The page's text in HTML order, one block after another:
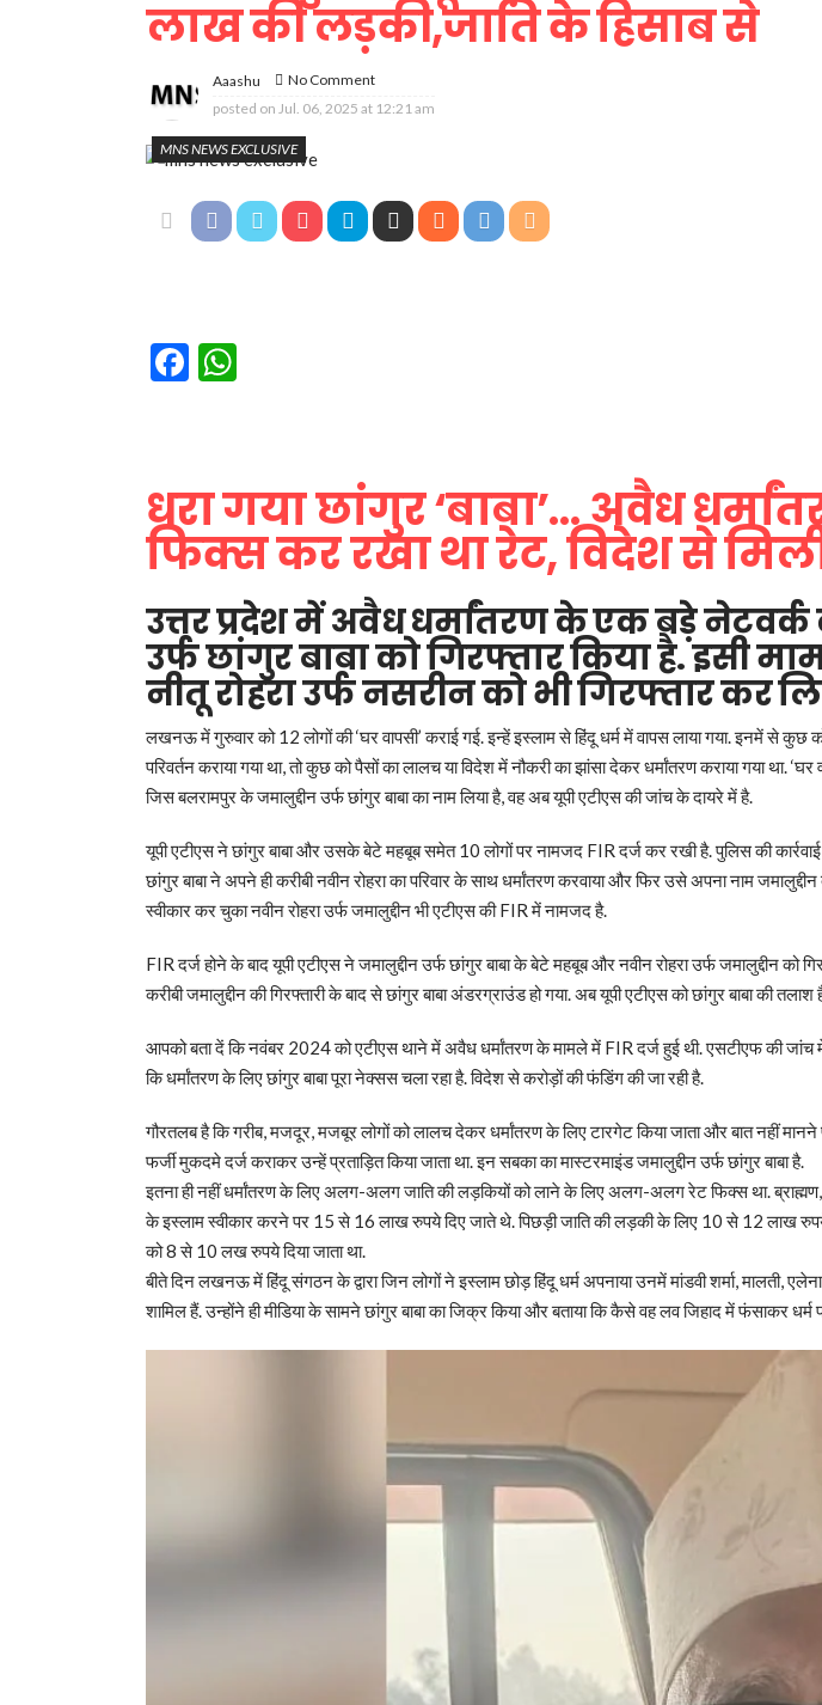
लाख की लड़की,जाति के हिसाब से
Aaashu
No Comment
posted on Jul. 06, 2025 at 12:21 am
MNS NEWS EXCLUSIVE
Facebook
धरा गया छांगुर ‘बाबा’… अवैध
फिक्स कर रखा था रेट, विदेश से
उत्तर प्रदेश में अवैध धर्मांतरण के एक बड़े
उर्फ छांगुर बाबा को गिरफ्तार किया है.
नीतू रोहरा उर्फ नसरीन को भी गिरफ्तार कर
लखनऊ में गुरुवार को 12 लोगों की ‘घर वापसी’ कराई गई. इन्हें इस्लाम से हिंदू धर्म में वापस लाया गया. इनमें से कुछ
परिवर्तन कराया गया था, तो कुछ को पैसों का लालच या विदेश में नौकरी का झांसा देकर धर्मांतरण कराया गया था.
जिस बलरामपुर के जमालुद्दीन उर्फ छांगुर बाबा का नाम लिया है, वह अब यूपी एटीएस की जांच के दायरे में है.
यूपी एटीएस ने छांगुर बाबा और उसके बेटे महबूब समेत 10 लोगों पर नामजद FIR दर्ज कर रखी है. पुलिस की
छांगुर बाबा ने अपने ही करीबी नवीन रोहरा का परिवार के साथ धर्मांतरण करवाया और फिर उसे अपना नाम जमालुद्दीन
स्वीकार कर चुका नवीन रोहरा उर्फ जमालुद्दीन भी एटीएस की FIR में नामजद है.
FIR दर्ज होने के बाद यूपी एटीएस ने जमालुद्दीन उर्फ छांगुर बाबा के बेटे महबूब और नवीन रोहरा उर्फ जमालुद्दीन को
करीबी जमालुद्दीन की गिरफ्तारी के बाद से छांगुर बाबा अंडरग्राउंड हो गया. अब यूपी एटीएस को छांगुर बाबा की तलाश
आपको बता दें कि नवंबर 2024 को एटीएस थाने में अवैध धर्मांतरण के मामले में FIR दर्ज हुई थी. एसटीएफ की जांच
कि धर्मांतरण के लिए छांगुर बाबा पूरा नेक्सस चला रहा है. विदेश से करोड़ों की फंडिंग की जा रही है.
गौरतलब है कि गरीब, मजदूर, मजबूर लोगों को लालच देकर धर्मांतरण के लिए टारगेट किया जाता और बात नहीं
फर्जी मुकदमे दर्ज कराकर उन्हें प्रताड़ित किया जाता था. इन सबका का मास्टरमाइंड जमालुद्दीन उर्फ छांगुर बाबा है.
इतना ही नहीं धर्मांतरण के लिए अलग-अलग जाति की लड़कियों को लाने के लिए अलग-अलग रेट फिक्स था.
के इस्लाम स्वीकार करने पर 15 से 16 लाख रुपये दिए जाते थे. पिछड़ी जाति की लड़की के लिए 10 से 12 लाख
को 8 से 10 लख रुपये दिया जाता था.
बीते दिन लखनऊ में हिंदू संगठन के द्वारा जिन लोगों ने इस्लाम छोड़ हिंदू धर्म अपनाया उनमें मांडवी शर्मा, मालती,
शामिल हैं. उन्होंने ही मीडिया के सामने छांगुर बाबा का जिक्र किया और बताया कि कैसे वह लव जिहाद में फंसाकर धर्म